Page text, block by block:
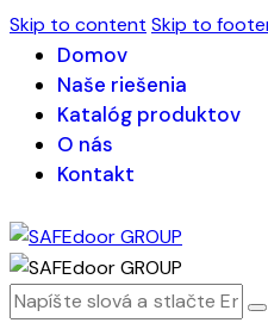
Skip to content Skip to
Domov
Naše riešenia
Katalóg produktov
O nás
Kontakt